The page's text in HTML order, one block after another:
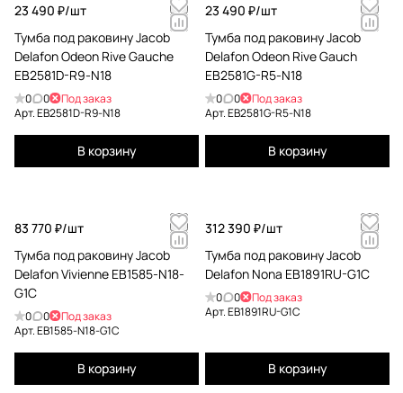
23 490 ₽/шт
Тумба под раковину Jacob
Delafon Odeon Rive Gauche
EB2581D-R9-N18
0 0
Под заказ
Арт.EB2581D-R9-N18
В корзину
23 490 ₽/шт
Тумба под раковину Jacob
Delafon Odeon Rive Gauch
EB2581G-R5-N18
0 0
Под заказ
Арт.EB2581G-R5-N18
В корзину
83 770 ₽/шт
Тумба под раковину Jacob
Delafon Vivienne EB1585-N18-
G1C
0 0
Под заказ
Арт.EB1585-N18-G1C
В корзину
312 390 ₽/шт
Тумба под раковину Jacob
Delafon Nona EB1891RU-G1C
0 0
Под заказ
Арт.EB1891RU-G1C
В корзину